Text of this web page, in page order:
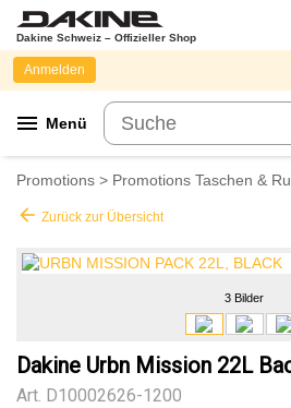
Dakine Schweiz – Offizieller Shop
menu Menü
Anmelden
Promotions > Promotions Taschen &
arrow_back Zurück zur Übersicht
3 Bilder
Dakine Urbn Mission 22L
Art. D10002626-1200